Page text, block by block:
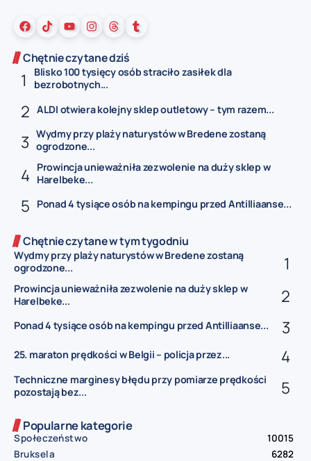
Chętnie czytane dziś
Blisko 100 tysięcy osób straciło zasiłek dla
bezrobotnych...
ALDI otwiera kolejny sklep outletowy – tym razem...
Wydmy przy plaży naturystów w Bredene zostaną
ogrodzone...
Prowincja unieważniła zezwolenie na duży sklep w
Harelbeke...
Ponad 4 tysiące osób na kempingu przed Antilliaanse...
Chętnie czytane w tym tygodniu
Wydmy przy plaży naturystów w Bredene zostaną
ogrodzone...
Prowincja unieważniła zezwolenie na duży sklep w
Harelbeke...
Ponad 4 tysiące osób na kempingu przed Antilliaanse...
25. maraton prędkości w Belgii – policja przez...
Techniczne marginesy błędu przy pomiarze prędkości
pozostają bez...
Popularne kategorie
Społeczeństwo
10015
Bruksela
6282